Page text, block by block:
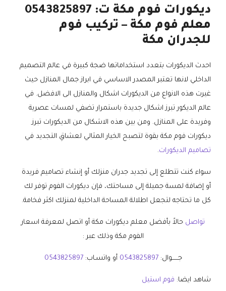
ديكورات فوم مكة ت: 0543825897
معلم فوم مكة – تركيب فوم
للجدران مكة
احدث الديكورات بتعدد استخداماتها ضجة كبيرة في عالم التصميم
الداخلي لانها تعتبر المصدر الاساسي في ابراز جمال المنازل حيث
غيرت هذه الانواع من الديكورات اشكال والمنازل الى الافضل. في
عالم الديكور تبرز اشكال جديدة باستمرار تضفي لمسات عصرية
وفريدة على المنازل. ومن بين هذه الاشكال من الديكورات تبرز
ديكورات فوم مكة بقوة لتصبح الخيار المثالي لعشاقِ التجديد في
تصاميم الديكورات.
سواء كنت تتطلع إلى تجديد جدران منزلك أو إنشاء تصاميم فريدة
أو إضافة لمسة جميلة إلى مساحتك، فإن ديكورات الفوم توفر لك
كل ما تحتاجه لتجعل اطلالة المساحة الداخلية لمنزلك اكثر فخامة.
تواصل حالاً بأفضل معلم ديكورات مكة أو اتصل لمعرفة اسعار
الفوم مكة وذلك عبر :
جــــــوال:0543825897 أو واتسـاب:0543825897
شاهد ايضا: فوم استيل